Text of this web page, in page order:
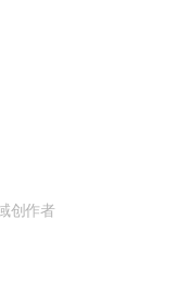
创作者